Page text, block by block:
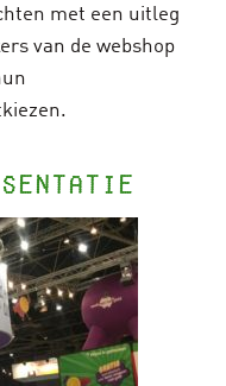
met een uitleg
van de webshop